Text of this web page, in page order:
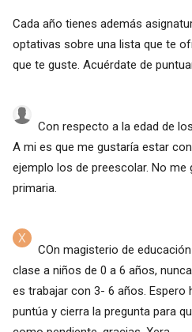
Cada año tienes además
optativas sobre una lista que te
que te guste. Acuérdate de
Con respecto a la edad de
A mi es que me gustaría estar
ejemplo los de preescolar. No me
primaria.
COn magisterio de
clase a niños de 0 a 6 años,
es trabajar con 3- 6 años. Espero
puntúa y cierra la pregunta para